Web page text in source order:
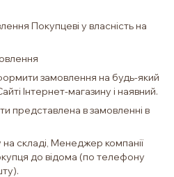
Покупцеві у власність на
замовлення на будь-який
Інтернет-магазину і наявний.
представлена ​​в замовленні в
на складі, Менеджер компанії
до відома (по телефону